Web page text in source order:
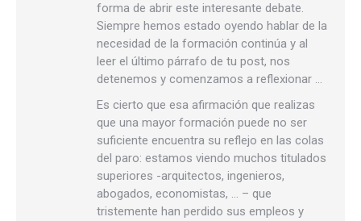
forma de abrir este interesante debate.
Siempre hemos estado oyendo hablar de la
necesidad de la formación continúa y al
leer el último párrafo de tu post, nos
detenemos y comenzamos a reflexionar …
Es cierto que esa afirmación que realizas
que una mayor formación puede no ser
suficiente encuentra su reflejo en las colas
del paro: estamos viendo muchos titulados
superiores -arquitectos, ingenieros,
abogados, economistas, … – que
tristemente han perdido sus empleos y